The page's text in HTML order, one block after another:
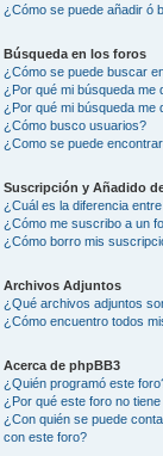
¿Cómo se puede añadir ó
Búsqueda en los foros
¿Cómo se puede buscar
¿Por qué mi búsqueda me
¿Por qué mi búsqueda me
¿Cómo busco usuarios?
¿Como se puede
Suscripción y Añadido
¿Cuál es la diferencia
¿Cómo me suscribo a un
¿Cómo borro mis
Archivos Adjuntos
¿Qué archivos adjuntos
¿Cómo encuentro todos
Acerca de phpBB3
¿Quién programó este
¿Por qué este foro no
¿Con quién se puede
con este foro?